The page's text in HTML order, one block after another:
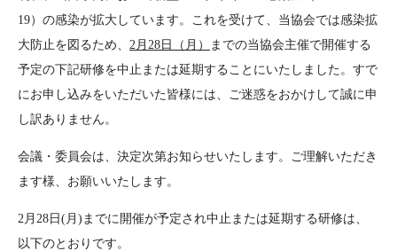
19）の感染が拡大しています。これを受けて、当協会では感染拡
大防止を図るため、 2月28日（月）
までの当協会主催で開催する
予定の下記研修を中止または延期することにいたしました。すで
にお申し込みをいただいた皆様には、ご迷惑をおかけして誠に申
し訳ありません。
会議・委員会は、決定次第お知らせいたします。ご理解いただき
ます様、お願いいたします。
2月28日(月)までに開催が予定され中止または延期する研修は、
以下のとおりです。